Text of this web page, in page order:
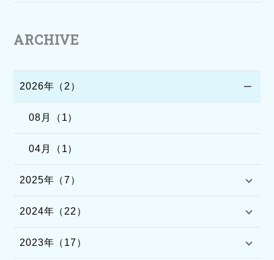
ARCHIVE
2026年（2）
08月（1）
04月（1）
2025年（7）
2024年（22）
2023年（17）